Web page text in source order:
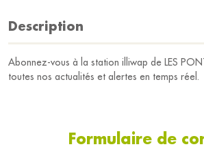
Description
Abonnez-vous à la station illiwap de LES
toutes nos actualités et alertes en temps réel.
Formulaire de